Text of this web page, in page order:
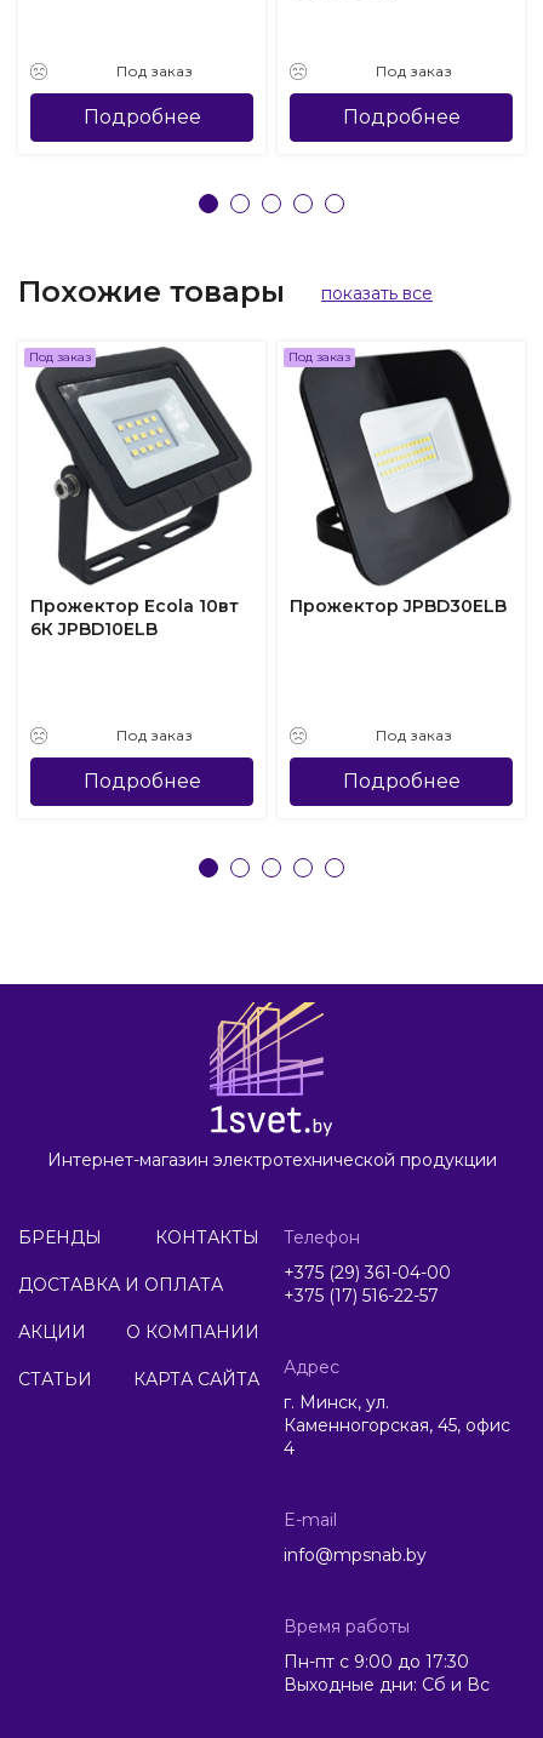
Под заказ
Подробнее
Под заказ
Подробнее
Похожие товары показать все
Под заказ
Прожектор Ecola 10вт
6К JPBD10ELB
Под заказ
Подробнее
Под заказ
Прожектор JPBD30ELB
Под заказ
Подробнее
Интернет-магазин электротехнической продукции
БРЕНДЫ КОНТАКТЫ
ДОСТАВКА И ОПЛАТА
АКЦИИ О КОМПАНИИ
СТАТЬИ КАРТА САЙТА
Телефон
+375 (29) 361-04-00
+375 (17) 516-22-57
Адрес
г. Минск, ул.
Каменногорская, 45, офис
4
E-mail
info@mpsnab.by
Время работы
Пн-пт с 9:00 до 17:30
Выходные дни: Сб и Вс